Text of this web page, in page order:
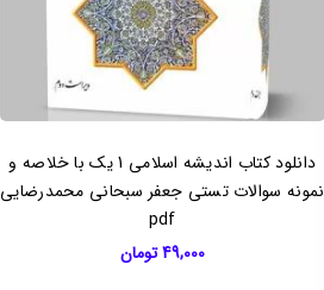
دانلود کتاب اندیشه اسلامی 1 یک با خلاصه و
نمونه سوالات تستی جعفر سبحانی محمدرضایی
pdf
49,000 تومان